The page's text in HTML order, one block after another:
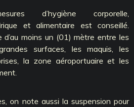
d’hygiène corporelle,
et alimentaire est conseillé.
d’au moins un (01) mètre entre les
surfaces, les maquis, les
la zone aéroportuaire et les
on note aussi la suspension pour